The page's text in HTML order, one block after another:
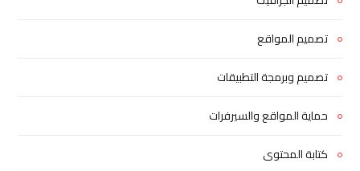
تصميم المواقع
تصميم وبرمجة التطبيقات
حماية المواقع والسيرفرات
كتابة المحتوى